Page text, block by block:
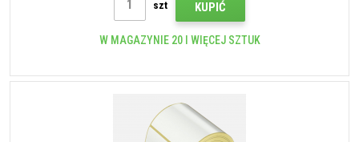
szt KUPIĆ
W MAGAZYNIE 20 I WIĘCEJ SZTUK